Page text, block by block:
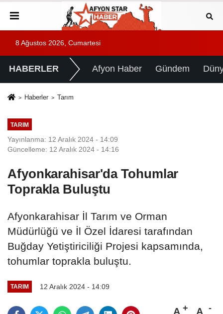
8 Ağustos 2026, Cumartesi
HABERLER Afyon Haber Gündem
Haberler Tarım
TARIM
Yayınlanma: 12 Aralık 2024 - 14:09
Güncelleme: 12 Aralık 2024 - 14:16
Afyonkarahisar'da Tohumlar
Toprakla Buluştu
Afyonkarahisar İl Tarım ve Orman
Müdürlüğü ve İl Özel İdaresi tarafından
Buğday Yetiştiriciliği Projesi kapsamında,
tohumlar toprakla buluştu.
TARIM 12 Aralık 2024 - 14:09
A A